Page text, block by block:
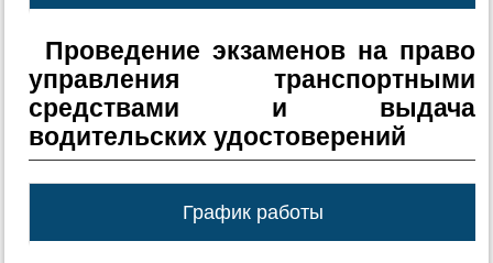
Проведение экзаменов на право
управления транспортными
средствами и выдача
водительских удостоверений
График работы